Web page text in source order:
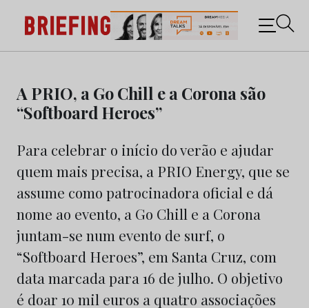
content
Briefing: Todas as notícias sobre os negócios do
Marketing e da Publicidade
A PRIO, a Go Chill e a Corona são
“Softboard Heroes”
Para celebrar o início do verão e ajudar
quem mais precisa, a PRIO Energy, que se
assume como patrocinadora oficial e dá
nome ao evento, a Go Chill e a Corona
juntam-se num evento de surf, o
“Softboard Heroes”, em Santa Cruz, com
data marcada para 16 de julho. O objetivo
é doar 10 mil euros a quatro associações